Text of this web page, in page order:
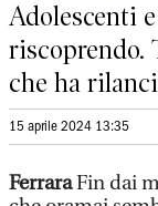
Adolescenti
riscoprendo.
che ha
15 aprile 2024 13:35
FerraraFin dai